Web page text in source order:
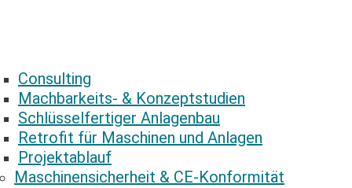
Consulting
Mach­bar­keits- & Konzeptstudien
Schlüs­sel­fer­ti­ger Anlagenbau
Retrofit für Maschinen und Anlagen
Pro­jekt­ab­lauf
Maschinen­sicherheit & CE-Konformität